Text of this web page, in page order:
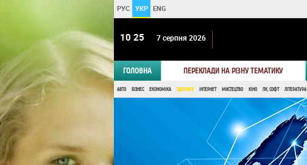
РУС УКР ENG
10:25 7 серпня 2026
ГОЛОВНА ПЕРЕКЛАДИ НА РІЗНУ ТЕМАТИКУ
АВТО БІЗНЕС ЕКОНОМІКА ЗДОРОВ'Я ІНТЕРНЕТ МИСТЕЦТВО КІНО ПК, СОФТ ЛІТЕРАТУРА